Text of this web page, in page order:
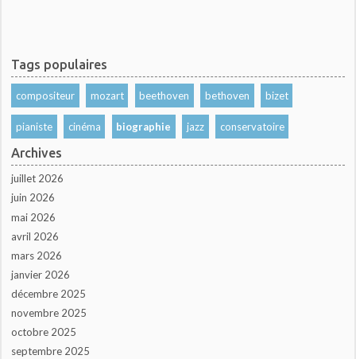
Tags populaires
compositeur mozart beethoven bethoven bizet
pianiste cinéma biographie jazz conservatoire
Archives
juillet 2026
juin 2026
mai 2026
avril 2026
mars 2026
janvier 2026
décembre 2025
novembre 2025
octobre 2025
septembre 2025